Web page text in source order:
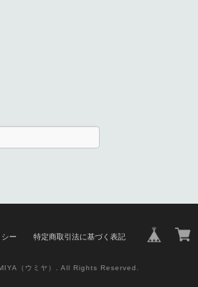
ー 特定商取引法に基づく表記
（ウミヤ）. All Rights Reserved.